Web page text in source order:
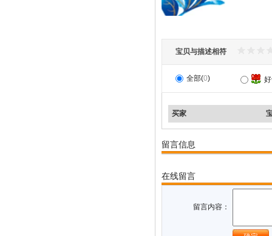
宝贝与描述相符
全部(0)
买家
留言信息
在线留言
留言内容：